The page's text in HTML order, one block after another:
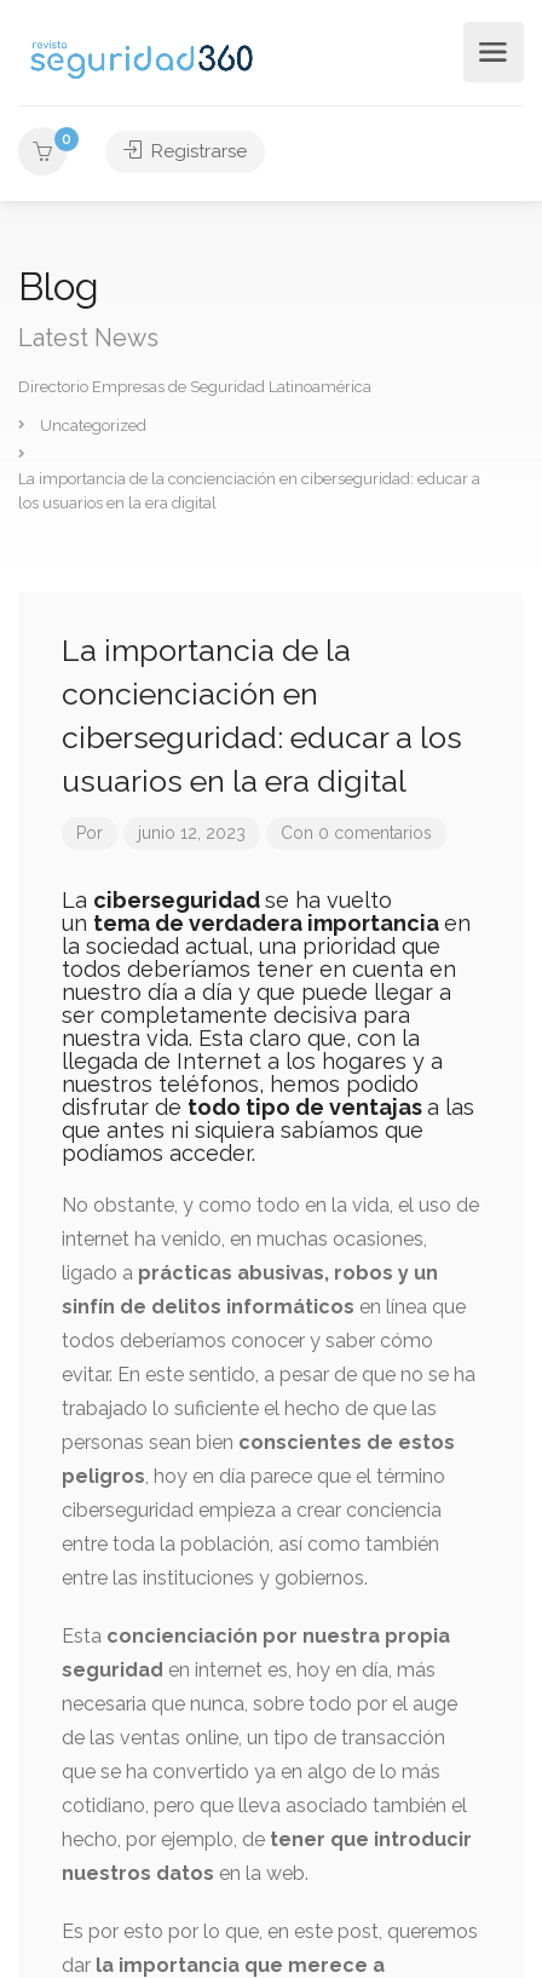
0
Registrarse
Blog
Latest News
Directorio Empresas de Seguridad Latinoamérica
Uncategorized
La importancia de la concienciación en ciberseguridad: educar a
los usuarios en la era digital
La importancia de la
concienciación en
ciberseguridad: educar a los
usuarios en la era digital
Por junio 12, 2023 Con 0 comentarios
La ciberseguridadse ha vuelto
un tema de verdadera importanciaen
la sociedad actual, una prioridad que
todos deberíamos tener en cuenta en
nuestro día a día y que puede llegar a
ser completamente decisiva para
nuestra vida. Esta claro que, con la
llegada de Internet a los hogares y a
nuestros teléfonos, hemos podido
disfrutar de todo tipo de ventajasa las
que antes ni siquiera sabíamos que
podíamos acceder.
No obstante, y como todo en la vida, el uso de
internet ha venido, en muchas ocasiones,
ligado a prácticas abusivas, robos y un
sinfín de delitos informáticos en línea que
todos deberíamos conocer y saber cómo
evitar. En este sentido, a pesar de que no se ha
trabajado lo suficiente el hecho de que las
personas sean bien conscientes de estos
peligros, hoy en día parece que el término
ciberseguridad empieza a crear conciencia
entre toda la población, así como también
entre las instituciones y gobiernos.
Esta concienciación por nuestra propia
seguridad en internet es, hoy en día, más
necesaria que nunca, sobre todo por el auge
de las ventas online, un tipo de transacción
que se ha convertido ya en algo de lo más
cotidiano, pero que lleva asociado también el
hecho, por ejemplo, de tener que introducir
nuestros datos en la web.
Es por esto por lo que, en este post, queremos
dar la importancia que merece a